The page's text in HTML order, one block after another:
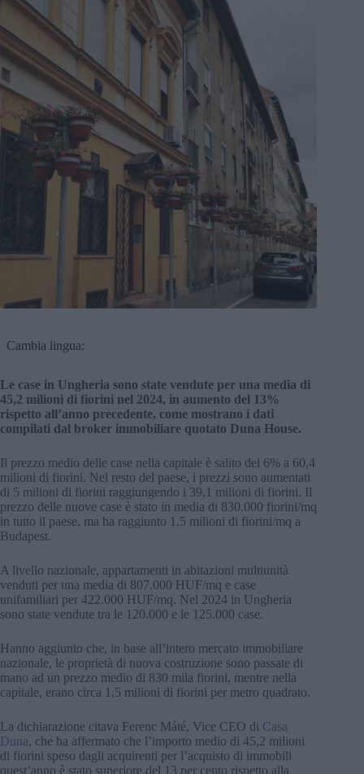
Cambia lingua:
Le case in Ungheria sono state vendute per una media di
45,2 milioni di fiorini nel 2024, in aumento del 13%
rispetto all’anno precedente, come mostrano i dati
compilati dal broker immobiliare quotato Duna House.
Il prezzo medio delle case nella capitale è salito del 6% a 60,4
milioni di fiorini. Nel resto del paese, i prezzi sono aumentati
di 5 milioni di fiorini raggiungendo i 39,1 milioni di fiorini. Il
prezzo delle nuove case è stato in media di 830.000 fiorini/mq
in tutto il paese, ma ha raggiunto 1,5 milioni di fiorini/mq a
Budapest.
A livello nazionale, appartamenti in abitazioni multiunità
venduti per una media di 807.000 HUF/mq e case
unifamiliari per 422.000 HUF/mq. Nel 2024 in Ungheria
sono state vendute tra le 120.000 e le 125.000 case.
Hanno aggiunto che, in base all’intero mercato immobiliare
nazionale, le proprietà di nuova costruzione sono passate di
mano ad un prezzo medio di 830 mila fiorini, mentre nella
capitale, erano circa 1,5 milioni di fiorini per metro quadrato.
La dichiarazione citava Ferenc Máté, Vice CEO di Casa
Duna, che ha affermato che l’importo medio di 45,2 milioni
di fiorini speso dagli acquirenti per l’acquisto di immobili
quest’anno è stato superiore del 13 per cento rispetto alla